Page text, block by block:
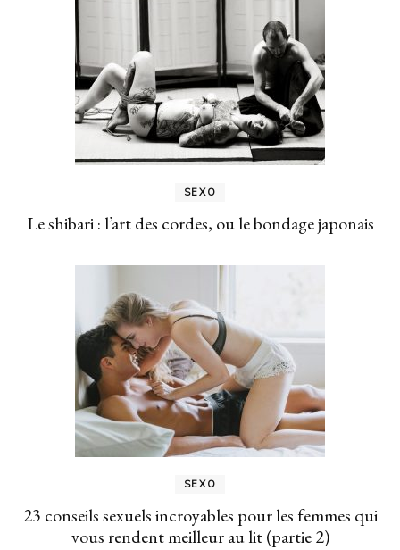
SEXO
Le shibari : l’art des cordes, ou le bondage japonais
SEXO
23 conseils sexuels incroyables pour les femmes qui
vous rendent meilleur au lit (partie 2)